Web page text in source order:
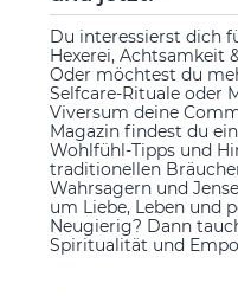
Du interessierst dich
Hexerei, Achtsamkeit
Oder möchtest du
Selfcare-Rituale oder
Viversum deine
Magazin findest du
Wohlfühl-Tipps und
traditionellen
Wahrsagern und
um Liebe, Leben und
Neugierig? Dann
Spiritualität und